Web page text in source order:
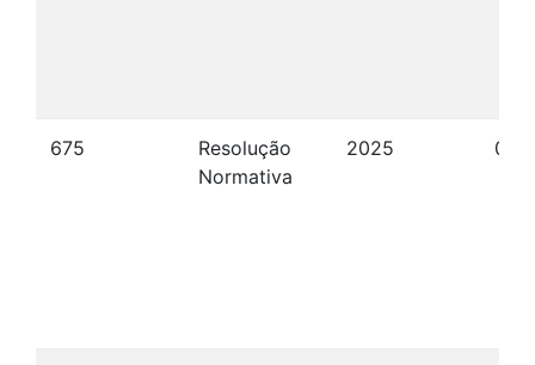
675
Resolução
Normativa
2025 06/